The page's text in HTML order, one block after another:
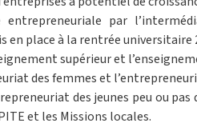
entrepreneuriale par
place à la rentrée universitaire
supérieur et
des femmes et
des jeunes peu ou
et les Missions locales.